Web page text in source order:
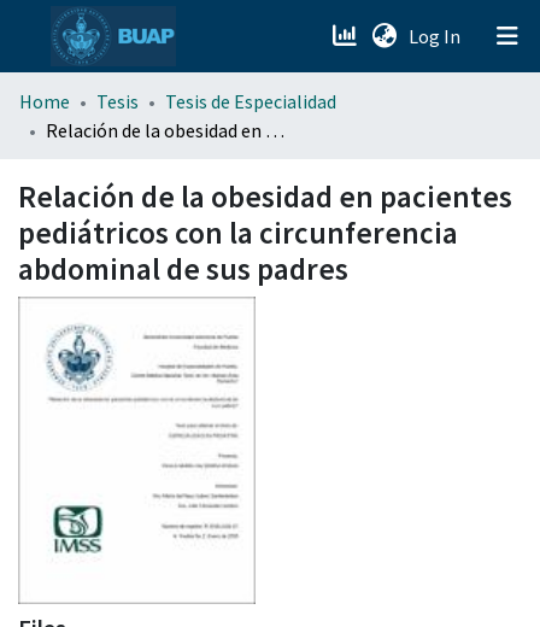
Log In (current)
menu.section.about_menu
Home Tesis
Tesis de Especialidad
Relación de la obesidad en pacientes pediátricos con la circunferencia abdominal de sus padres
Relación de la obesidad en pacientes
pediátricos con la circunferencia
abdominal de sus padres